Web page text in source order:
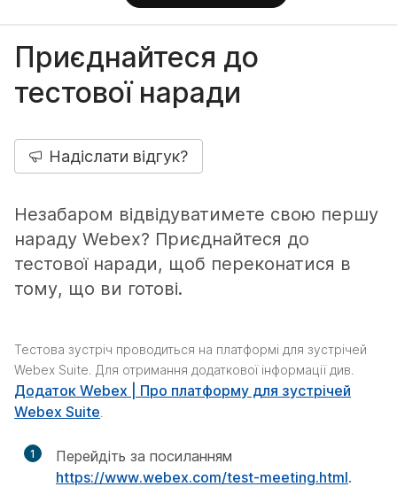
Приєднайтеся до
тестової наради
Надіслати відгук?
Незабаром відвідуватимете свою першу
нараду Webex? Приєднайтеся до
тестової наради, щоб переконатися в
тому, що ви готові.
Тестова зустріч проводиться на платформі для зустрічей
Webex Suite. Для отримання додаткової інформації див.
Додаток Webex | Про платформу для зустрічей
Webex Suite
1
Перейдіть за посиланням
https://www.webex.com/test-meeting.html.